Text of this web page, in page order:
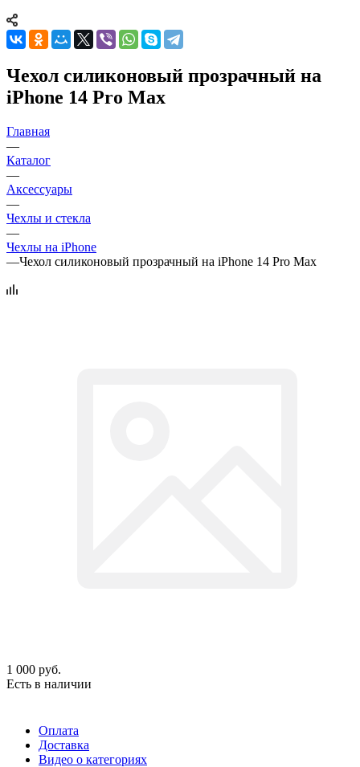
Чехол силиконовый прозрачный на
iPhone 14 Pro Max
Главная
—
Каталог
—
Аксессуары
—
Чехлы и стекла
—
Чехлы на iPhone
—Чехол силиконовый прозрачный на iPhone 14 Pro Max
1 000 руб.
Есть в наличии
Оплата
Доставка
Видео о категориях